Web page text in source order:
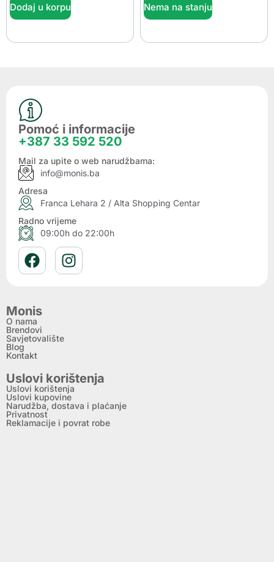
Dodaj u korpu Nema na stanju
Pomoć i informacije
+387 33 592 520
Mail za upite o web narudžbama:
info@monis.ba
Adresa
Franca Lehara 2 / Alta Shopping Centar
Radno vrijeme
09:00h do 22:00h
Monis
O nama
Brendovi
Savjetovalište
Blog
Kontakt
Uslovi korištenja
Uslovi korištenja
Uslovi kupovine
Narudžba, dostava i plaćanje
Privatnost
Reklamacije i povrat robe